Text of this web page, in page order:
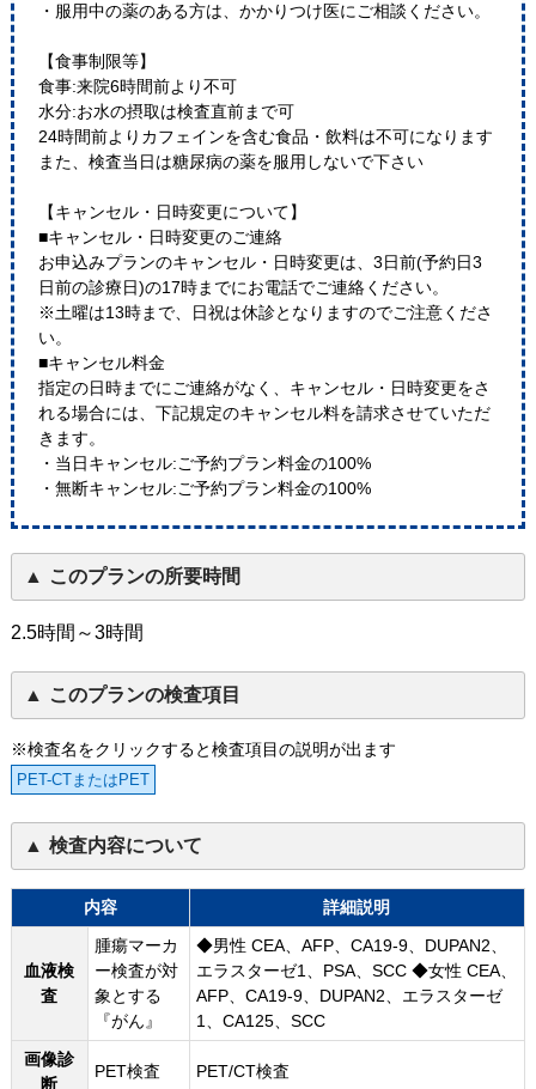
・服用中の薬のある方は、かかりつけ医にご相談ください。
【食事制限等】
食事:来院6時間前より不可
水分:お水の摂取は検査直前まで可
24時間前よりカフェインを含む食品・飲料は不可になります
また、検査当日は糖尿病の薬を服用しないで下さい
【キャンセル・日時変更について】
■キャンセル・日時変更のご連絡
お申込みプランのキャンセル・日時変更は、3日前(予約日3
日前の診療日)の17時までにお電話でご連絡ください。
※土曜は13時まで、日祝は休診となりますのでご注意くださ
い。
■キャンセル料金
指定の日時までにご連絡がなく、キャンセル・日時変更をさ
れる場合には、下記規定のキャンセル料を請求させていただ
きます。
・当日キャンセル:ご予約プラン料金の100%
・無断キャンセル:ご予約プラン料金の100%
このプランの所要時間
2.5時間～3時間
このプランの検査項目
※検査名をクリックすると検査項目の説明が出ます
PET-CTまたはPET
検査内容について
内容 詳細説明
血液検
査
腫瘍マーカ
ー検査が対
象とする
『がん』
◆男性 CEA、AFP、CA19-9、DUPAN2、
エラスターゼ1、PSA、SCC ◆女性 CEA、
AFP、CA19-9、DUPAN2、エラスターゼ
1、CA125、SCC
画像診
断
PET検査 PET/CT検査